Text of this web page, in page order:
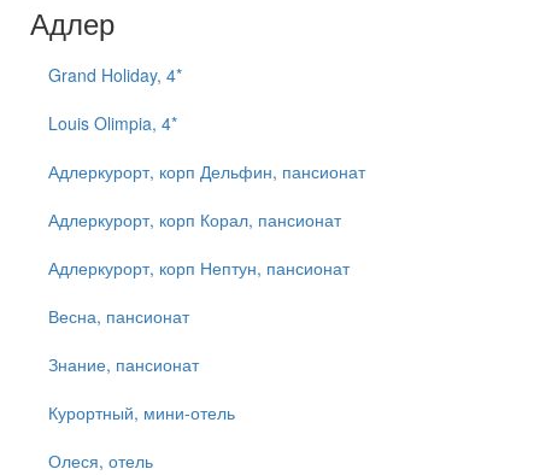
Адлер
Grand Holiday, 4*
Louis Olimpia, 4*
Адлеркурорт, корп Дельфин, пансионат
Адлеркурорт, корп Корал, пансионат
Адлеркурорт, корп Нептун, пансионат
Весна, пансионат
Знание, пансионат
Курортный, мини-отель
Олеся, отель